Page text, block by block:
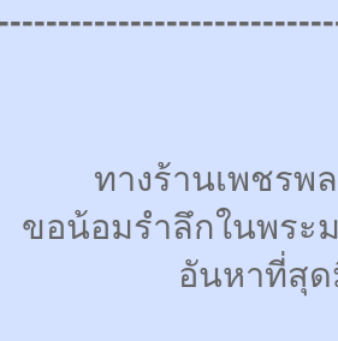
ทางร้านเพชรพ
ขอน้อมรำลึกในพร
อันหาที่สุ